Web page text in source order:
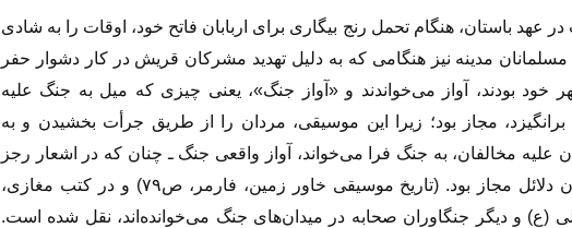
عهد باستان، هنگام تحمل رنج بیگاری برای اربابان فاتح خود، اوقات را به شادی
مسلمانان مدینه نیز هنگامی که به دلیل تهدید مشرکان قریش در کار دشوار حفر
بودند، آواز می‌خواندند و «آواز جنگ»، یعنی چیزی که میل به جنگ علیه
برانگیزد، مجاز بود؛ زیرا این موسیقی، مردان را از طریق جرأت بخشیدن و به
مخالفان، به جنگ فرا می‌خواند، آواز واقعی جنگ ـ چنان که در اشعار رجز
نهفته است ـ به‌‌ همان دلائل مجاز بود. (تاریخ موسیقی خاور زمین، فارمر، ص۷۹) و در کتب مغازی،
(ع) و دیگر جنگاوران صحابه در میدان‌های جنگ می‌خوانده‌اند، نقل شده است.